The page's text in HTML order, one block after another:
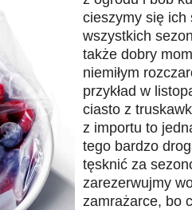
cieszymy się ich
wszystkich
także dobry
niemiłym
przykład w
ciasto z
z importu to
tego bardzo
tęsknić za
zarezerwujmy
zamrażarce, bo